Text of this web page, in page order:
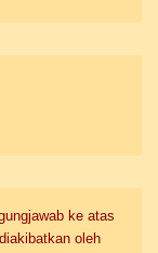
ke atas
oleh